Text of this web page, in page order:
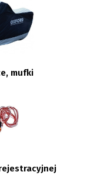
mufki